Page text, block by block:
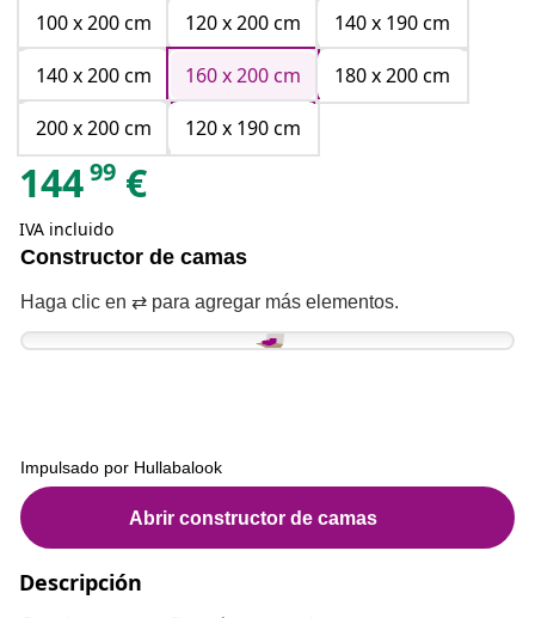
100 x 200 cm
120 x 200 cm
140 x 190 cm
140 x 200 cm
160 x 200 cm
180 x 200 cm
200 x 200 cm
120 x 190 cm
14499 €
IVA incluido
Descripción